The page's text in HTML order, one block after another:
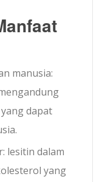
manusia:
dapat
lesitin dalam
yang